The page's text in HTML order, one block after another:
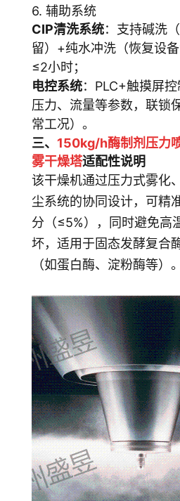
6. 辅助系统
CIP清洗系统：支持碱洗
留）+纯水冲洗（恢复设
≤2小时；
电控系统：PLC+触摸屏控
压力、流量等参数，联锁
常工况）。
三、 150kg/h酶制剂压力
雾干燥塔适配性说明
该干燥机通过压力式雾化
尘系统的协同设计，可精
分（≤5%），同时避免高
坏，适用于固态发酵复合
（如蛋白酶、淀粉酶等）。